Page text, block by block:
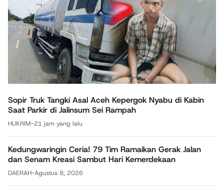
Sopir Truk Tangki Asal Aceh Kepergok Nyabu di Kabin
Saat Parkir di Jalinsum Sei Rampah
HUKRIM-21 jam yang lalu
Kedungwaringin Ceria! 79 Tim Ramaikan Gerak Jalan
dan Senam Kreasi Sambut Hari Kemerdekaan
DAERAH-Agustus 8, 2026